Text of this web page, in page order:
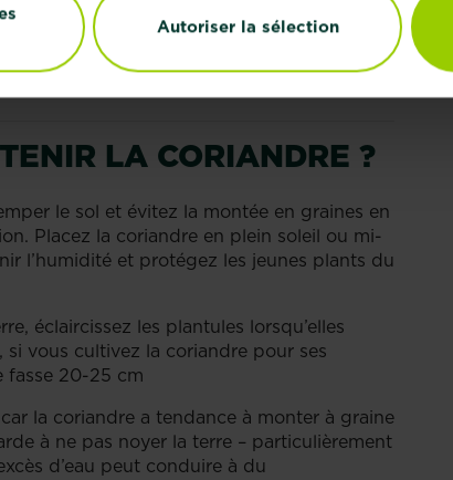
Autoriser la sélection
aussi disponibles en jardineriesen été.
les dans des contenants légèrement plus
en hauteur pour les soustraire aux
LA CORIANDRE ?
le sol et évitez la montée en graines en
Placez la coriandre en plein soleil ou mi-
l’humidité et protégez les jeunes plants du
éclaircissez les plantules lorsqu’elles
vous cultivez la coriandre pour ses
fasse 20-25 cm
la coriandre a tendance à monter à graine
à ne pas noyer la terre – particulièrement
d’eau peut conduire à du